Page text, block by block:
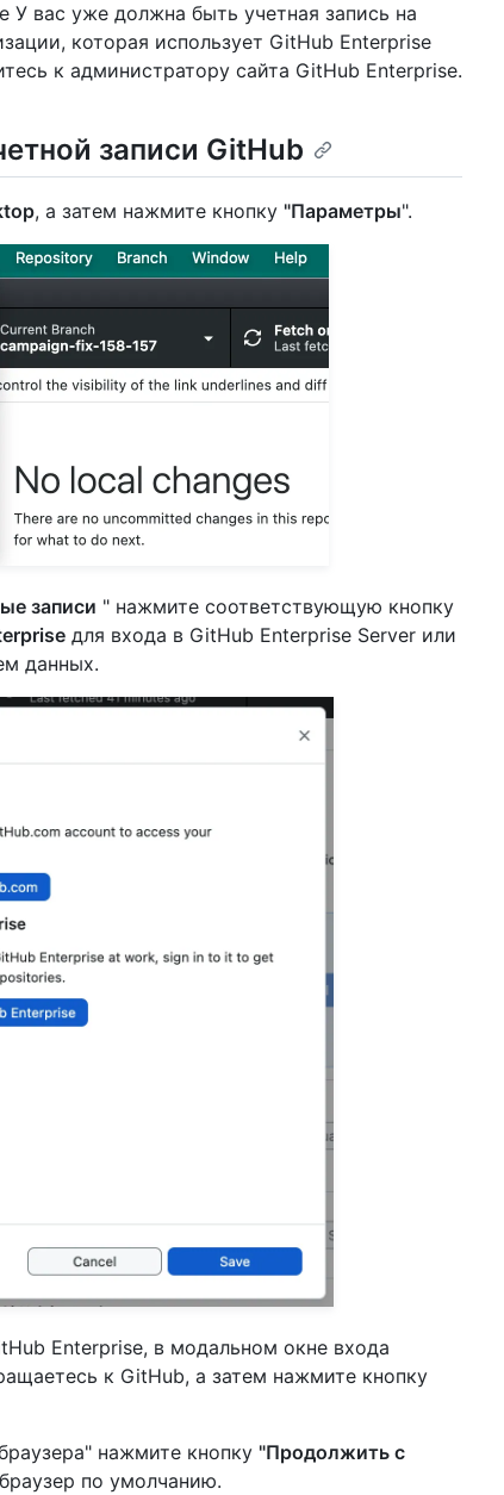
вас уже должна быть учетная запись на
которая использует GitHub Enterprise
к администратору сайта GitHub Enterprise.
записи GitHub
, а затем нажмите кнопку "Параметры".
записи " нажмите соответствующую кнопку
для входа в GitHub Enterprise Server или
данных.
Enterprise, в модальном окне входа
к GitHub, а затем нажмите кнопку
нажмите кнопку "Продолжить с
по умолчанию.